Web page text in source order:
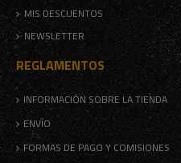
MIS DESCUENTOS
NEWSLETTER
REGLAMENTOS
INFORMACIÓN SOBRE LA TIENDA
ENVÍO
FORMAS DE PAGO Y COMISIONES